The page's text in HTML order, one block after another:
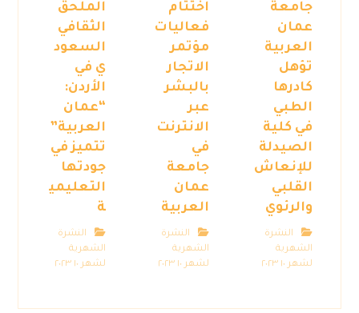
جامعة
عمان
العربية
تؤهل
كادرها
الطبي
في كلية
الصيدلة
للإنعاش
القلبي
والرئوي
النشرة
الشهرية
لشهر ١٠ ٢٠٢٣
اختتام
فعاليات
مؤتمر
الاتجار
بالبشر
عبر
الانترنت
في
جامعة
عمان
العربية
النشرة
الشهرية
لشهر ١٠ ٢٠٢٣
الملحق
الثقافي
السعود
ي في
الأردن:
“عمان
العربية”
تتميز في
جودتها
التعليمي
ة
النشرة
الشهرية
لشهر ١٠ ٢٠٢٣